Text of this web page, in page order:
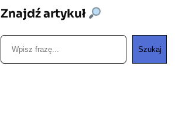
Znajdź artykuł
S
Szukaj